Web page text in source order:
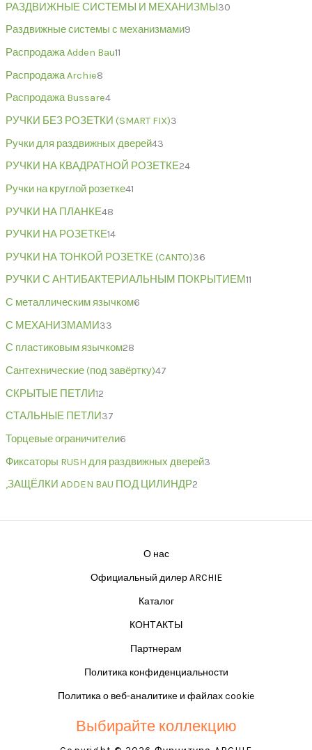
РАЗДВИЖНЫЕ СИСТЕМЫ И МЕХАНИЗМЫ 30
Раздвижные системы с механизмами9
Распродажа Adden Bau11
Распродажа Archie8
Распродажа Bussare4
РУЧКИ БЕЗ РОЗЕТКИ (SMART FIX)3
Ручки для раздвижных дверей43
РУЧКИ НА КВАДРАТНОЙ РОЗЕТКЕ24
Ручки на круглой розетке41
РУЧКИ НА ПЛАНКЕ48
РУЧКИ НА РОЗЕТКЕ14
РУЧКИ НА ТОНКОЙ РОЗЕТКЕ (CANTO)36
РУЧКИ С АНТИБАКТЕРИАЛЬНЫМ ПОКРЫТИЕМ11
С металлическим язычком6
С МЕХАНИЗМАМИ33
С пластиковым язычком28
Сантехнические (под завёртку)47
СКРЫТЫЕ ПЕТЛИ12
СТАЛЬНЫЕ ПЕТЛИ37
Торцевые ограничители6
Фиксаторы RUSH для раздвижных дверей3
,ЗАЩЁЛКИ ADDEN BAU ПОД ЦИЛИНДР2
О нас
Официальный дилер ARCHIE
Каталог
КОНТАКТЫ
Партнерам
Политика конфиденциальности
Политика о веб-аналитике и файлах cookie
Выбирайте коллекцию